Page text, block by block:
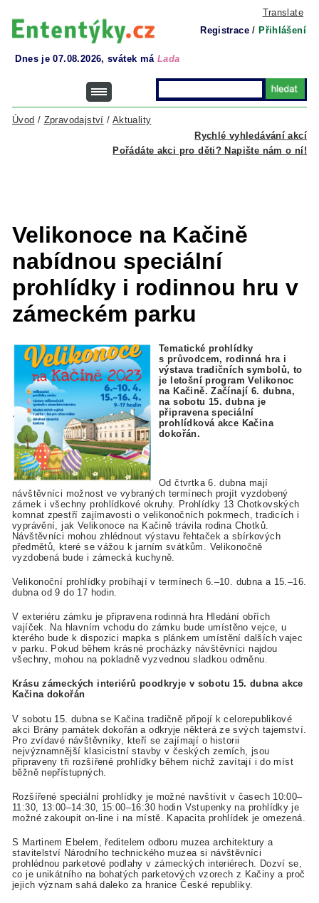
Translate
Registrace / Přihlášení
Dnes je 07.08.2026, svátek má Lada
Rychlé vyhledávání akcí
Úvod / Zpravodajství / Aktuality
Pořádáte akci pro děti? Napište nám o ní!
Velikonoce na Kačině
nabídnou speciální
prohlídky i rodinnou hru v
zámeckém parku
Tematické prohlídky
s průvodcem, rodinná hra i
výstava tradičních symbolů, to
je letošní program Velikonoc
na Kačině. Začínají 6. dubna,
na sobotu 15. dubna je
připravena speciální
prohlídková akce Kačina
dokořán.
Od čtvrtka 6. dubna mají
návštěvníci možnost ve vybraných termínech projít vyzdobený
zámek i všechny prohlídkové okruhy. Prohlídky 13 Chotkovských
komnat zpestří zajímavosti o velikonočních pokrmech, tradicích i
vyprávění, jak Velikonoce na Kačině trávila rodina Chotků.
Návštěvníci mohou zhlédnout výstavu řehtaček a sbírkových
předmětů, které se vážou k jarním svátkům. Velikonočně
vyzdobená bude i zámecká kuchyně.
Velikonoční prohlídky probíhají v termínech 6.–10. dubna a 15.–16.
dubna od 9 do 17 hodin.
V exteriéru zámku je připravena rodinná hra Hledání obřích
vajíček. Na hlavním vchodu do zámku bude umístěno vejce, u
kterého bude k dispozici mapka s plánkem umístění dalších vajec
v parku. Pokud během krásné procházky návštěvníci najdou
všechny, mohou na pokladně vyzvednou sladkou odměnu.
Krásu zámeckých interiérů poodkryje v sobotu 15. dubna akce
Kačina dokořán
V sobotu 15. dubna se Kačina tradičně připojí k celorepublikové
akci Brány památek dokořán a odkryje některá ze svých tajemství.
Pro zvídavé návštěvníky, kteří se zajímají o historii
nejvýznamnější klasicistní stavby v českých zemích, jsou
připraveny tři rozšířené prohlídky během nichž zavítají i do míst
běžně nepřístupných.
Rozšířené speciální prohlídky je možné navštívit v časech 10:00–
11:30, 13:00–14:30, 15:00–16:30 hodin Vstupenky na prohlídky je
možné zakoupit on-line i na místě. Kapacita prohlídek je omezená.
S Martinem Ebelem, ředitelem odboru muzea architektury a
stavitelství Národního technického muzea si návštěvníci
prohlédnou parketové podlahy v zámeckých interiérech. Dozví se,
co je unikátního na bohatých parketových vzorech z Kačiny a proč
jejich význam sahá daleko za hranice České republiky.